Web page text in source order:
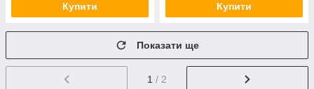
Купити Купити
Показати ще
1 / 2